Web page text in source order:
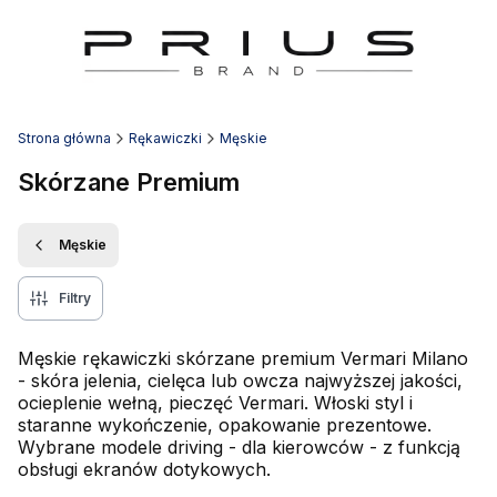
Strona główna Rękawiczki Męskie
Skórzane Premium
Męskie
Filtry
Męskie rękawiczki skórzane premium Vermari Milano
- skóra jelenia, cielęca lub owcza najwyższej jakości,
ocieplenie wełną, pieczęć Vermari. Włoski styl i
staranne wykończenie, opakowanie prezentowe.
Wybrane modele driving - dla kierowców - z funkcją
obsługi ekranów dotykowych.